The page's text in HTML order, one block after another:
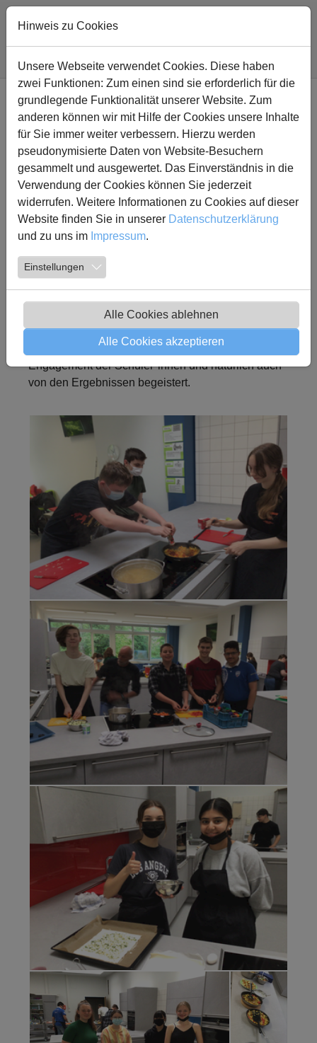
Zum Hauptinhalt springen
Sie sind hier:
Fridtjof Nansen Realschule Nachricht
Praktische
Abschlussprüfung
18.05.2022
im NW-WP Jahrgang 09
die Schüler*innen des Jahrganges 09 erstmalig
eine andere Form der Prüfung ab. Zum Thema
Gerichte gekocht und entsprechend präsentiert
werden. Frau Backhaus und Herr Bühren, die
dieses Thema gemeinsam vermittelten, waren vom
Engagement der Schüler*innen und natürlich auch
von den Ergebnissen begeistert.
Hinweis zu Cookies
Unsere Webseite verwendet Cookies. Diese haben
zwei Funktionen: Zum einen sind sie erforderlich für die
grundlegende Funktionalität unserer Website. Zum
anderen können wir mit Hilfe der Cookies unsere Inhalte
für Sie immer weiter verbessern. Hierzu werden
pseudonymisierte Daten von Website-Besuchern
gesammelt und ausgewertet. Das Einverständnis in die
Verwendung der Cookies können Sie jederzeit
widerrufen. Weitere Informationen zu Cookies auf dieser
Website finden Sie in unserer Datenschutzerklärung
und zu uns im Impressum.
Einstellungen
Alle Cookies ablehnen
Alle Cookies akzeptieren